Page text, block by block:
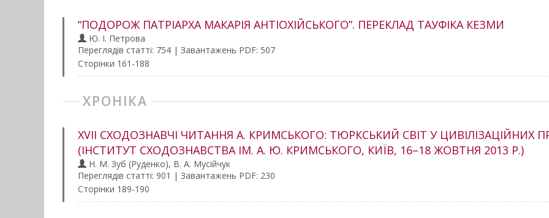
“ПОДОРОЖ ПАТРІАРХА МАКАРІЯ АНТІОХІЙСЬКОГО”. ПЕРЕКЛАД ТАУФІКА КЕЗМИ
Ю. І. Петрова
Переглядів статті: 754 | Завантажень PDF: 507
Сторінки 161-188
ХРОНІКА
XVІІ СХОДОЗНАВЧІ ЧИТАННЯ А. КРИМСЬКОГО: ТЮРКСЬКИЙ СВІТ У ЦИВІЛІЗАЦІЙНИХ
(ІНСТИТУТ СХОДОЗНАВСТВА ІМ. А. Ю. КРИМСЬКОГО, КИЇВ, 16–18 ЖОВТНЯ 2013 Р.)
Н. М. Зуб (Руденко), В. А. Мусійчук
Переглядів статті: 901 | Завантажень PDF: 230
Сторінки 189-190